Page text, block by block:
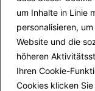
um Inhalte in Linie
personalisieren,
Website und die
höheren
Ihren Cookie-
Cookies klicken Sie
F.A.Q.
Mappa del sito
Progetti Darsi